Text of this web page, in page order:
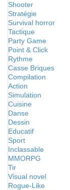
Shooter
Stratégie
Survival horror
Tactique
Party Game
Point & Click
Rythme
Casse Briques
Compilation
Action
Simulation
Cuisine
Danse
Dessin
Educatif
Sport
Inclassable
MMORPG
Tir
Visual novel
Rogue-Like